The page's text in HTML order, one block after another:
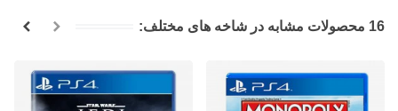
16 محصولات مشابه در شاخه های مختلف: